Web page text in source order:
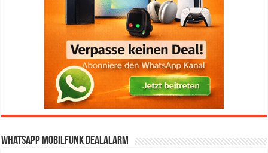
WhatsApp Mobilfunk DealAlarm